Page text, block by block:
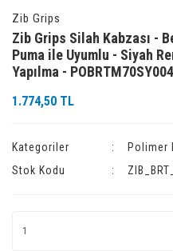
Zib Grips
Zib Grips Silah Kabzası -
Puma ile Uyumlu - Siyah
Yapılma - POBRTM70SY004
1.774,50 TL
Kategoriler
Polimer
Stok Kodu